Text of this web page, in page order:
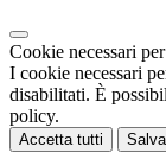
Cookie necessari
I cookie necessari
disabilitati. È
policy.
Accetta tutti